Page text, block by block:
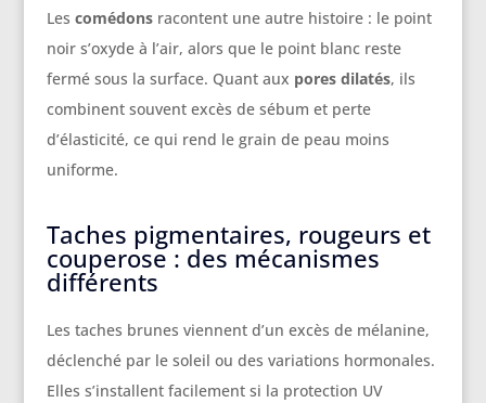
Les comédonsracontent une autre histoire : le point
noir s’oxyde à l’air, alors que le point blanc reste
fermé sous la surface. Quant aux pores dilatés, ils
combinent souvent excès de sébum et perte
d’élasticité, ce qui rend le grain de peau moins
uniforme.
Taches pigmentaires, rougeurs et
couperose : des mécanismes
différents
Les taches brunes viennent d’un excès de mélanine,
déclenché par le soleil ou des variations hormonales.
Elles s’installent facilement si la protection UV